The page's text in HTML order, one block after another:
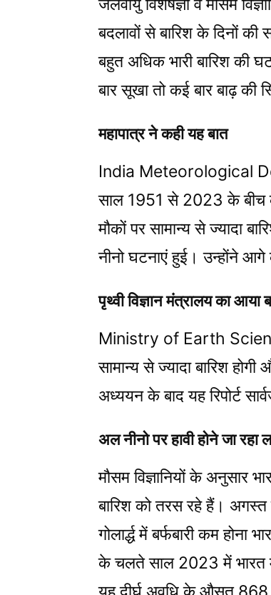
जलवायु विशेषज्ञों व मौसम
बदलावों से बारिश के दिनों
बहुत अधिक भारी बारिश
बार सूखा तो कई बार बाढ़ की
महापात्र ने कही यह बात
India Meteorological
साल 1951 से 2023 के बीच
मौकों पर सामान्य से ज्यादा
नीनो घटनाएं हुई। उन्होंने आगे
पृथ्वी विज्ञान मंत्रालय का आया
Ministry of Earth
सामान्य से ज्यादा बारिश
अध्ययन के बाद यह रिपोर्ट
अल नीनो पर हावी होने जा रहा
मौसम विज्ञानियों के अनुसार
बारिश को तरस रहे हैं। अगस्त
गोलार्द्ध में बर्फबारी कम
के चलते साल 2023 में भारत में